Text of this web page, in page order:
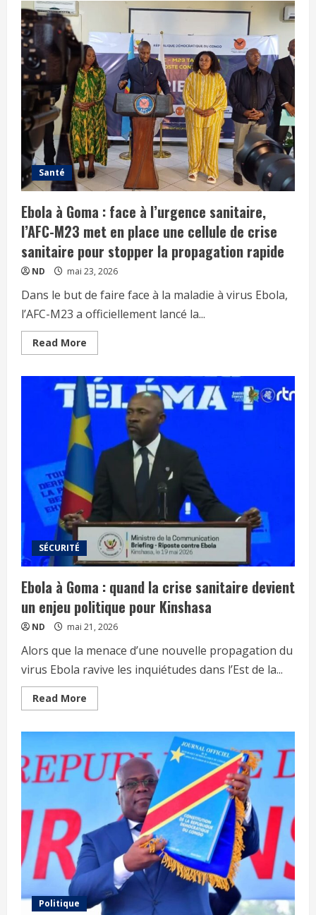
Santé
Ebola à Goma : face à l’urgence sanitaire,
l’AFC-M23 met en place une cellule de crise
sanitaire pour stopper la propagation rapide
ND mai 23, 2026
Dans le but de faire face à la maladie à virus Ebola,
l’AFC-M23 a officiellement lancé la...
Read More
SÉCURITÉ
Ebola à Goma : quand la crise sanitaire devient
un enjeu politique pour Kinshasa
ND mai 21, 2026
Alors que la menace d’une nouvelle propagation du
virus Ebola ravive les inquiétudes dans l’Est de la...
Read More
Politique